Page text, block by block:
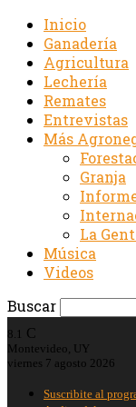
Inicio
Ganadería
Agricultura
Lechería
Remates
Entrevistas
Más
Granja
La
Música
Videos
Buscar
8.1 C
Montevideo, UY
viernes 7 agosto 2026
Suscribite al